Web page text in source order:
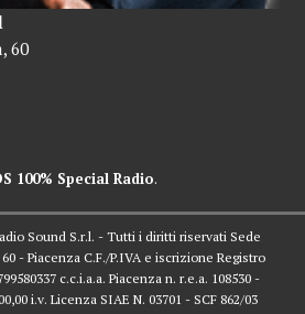
60
100% Special Radio.
Sound S.r.l. - Tutti i diritti riservati Sede
- Piacenza C.F./P.IVA e iscrizione Registro
c.c.i.a.a. Piacenza n. r.e.a. 108530 -
i.v. Licenza SIAE N. 03701 - SCF 862/03